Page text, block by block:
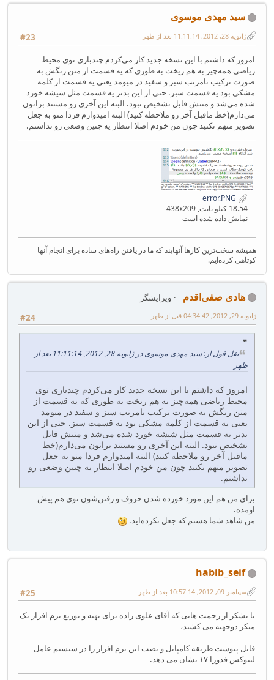
سید مهدی موسوی
#23 ژانویه 28, 2012, 11:11:14 بعد از ظهر
امروز که داشتم با این نسخه جدید کار می‌کردم چندباری توی محیط
ریاضی همه‌چیز به هم ریخت به طوری که یه قسمت از متن رنگش به
صورت ترکیب نامرتب سبز و سفید در میومد یعنی یه قسمت از کلمه
مشکی بود یه قسمت سبز. حتی از این بدتر یه قسمت مثل شیشه خورد
شده می‌شد و متنش قابل تشخیص نبود. البته این آخری رو مستند براتون
می‌ذارم(خط ماقبل آخر رو ملاحظه کنید) البته امیدوارم فردا منو به جعل
تصویر متهم نکنید چون من خودم اصلا انتظار یه چنین وضعی رو نداشتم.
18.54 کیلو بایت, 438x209
نمایش داده شده است
همیشه سخت‌ترین کارها آنهایند که ما در یافتن راه‌های ساده برای انجام آنها
کوتاهی کرده‌ایم.
هادی صفی‌اقدم
ویرایشگر
#24
ژانویه 29, 2012, 04:34:42 قبل از ظهر
نقل قول از: سید مهدی موسوی در ژانویه 28, 2012, 11:11:14 بعد از
ظهر
امروز که داشتم با این نسخه جدید کار می‌کردم چندباری توی
محیط ریاضی همه‌چیز به هم ریخت به طوری که یه قسمت از
متن رنگش به صورت ترکیب نامرتب سبز و سفید در میومد
یعنی یه قسمت از کلمه مشکی بود یه قسمت سبز. حتی از این
بدتر یه قسمت مثل شیشه خورد شده می‌شد و متنش قابل
تشخیص نبود. البته این آخری رو مستند براتون می‌ذارم(خط
ماقبل آخر رو ملاحظه کنید) البته امیدوارم فردا منو به جعل
تصویر متهم نکنید چون من خودم اصلا انتظار یه چنین وضعی رو
نداشتم.
برای من هم این مورد خورده شدن حروف و رفتن‌شون توی هم پیش
اومده.
من شاهد شما هستم که جعل نکرده‌اید.
habib_seif
#25 سپتامبر 09, 2012, 10:57:14 بعد از ظهر
با تشکر از زحمت هایی که آقای علوی زاده برای تهیه و توزیع نرم افزار تک
میکر دوجهته می کشند،
فایل پیوست طریقه کامپایل و نصب این نرم افزار را در سیستم عامل
لینوکس فدورا ۱۷ نشان می دهد.